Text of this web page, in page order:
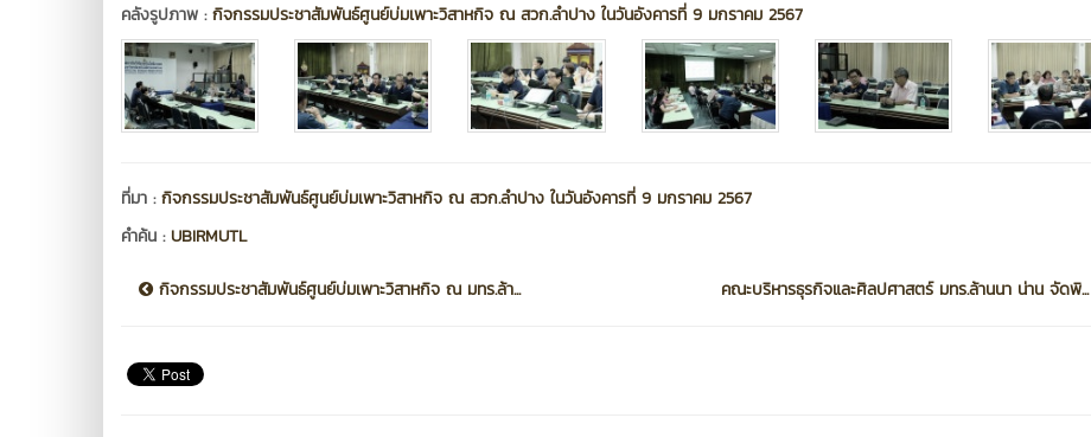
คลังรูปภาพ :กิจกรรมประชาสัมพันธ์ศูนย์บ่มเพาะวิสาหกิจ ณ สวก.ลำปาง ในวันอังคารที่ 9 มกราคม 2567
ที่มา :กิจกรรมประชาสัมพันธ์ศูนย์บ่มเพาะวิสาหกิจ ณ สวก.ลำปาง ในวันอังคารที่ 9 มกราคม 2567
คำค้น : UBIRMUTL
กิจกรรมประชาสัมพันธ์ศูนย์บ่มเพาะวิสาหกิจ ณ มทร.ล้า... คณะบริหารธุรกิจและศิลปศาสตร์ มทร.ล้านนา น่าน จัดพิ...